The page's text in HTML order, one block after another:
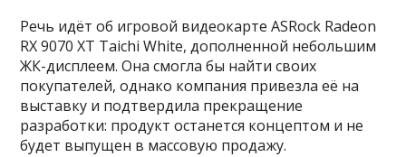
Речь идёт об игровой видеокарте ASRock Radeon
RX 9070 XT Taichi White, дополненной небольшим
ЖК-дисплеем. Она смогла бы найти своих
покупателей, однако компания привезла её на
выставку и подтвердила прекращение
разработки: продукт останется концептом и не
будет выпущен в массовую продажу.